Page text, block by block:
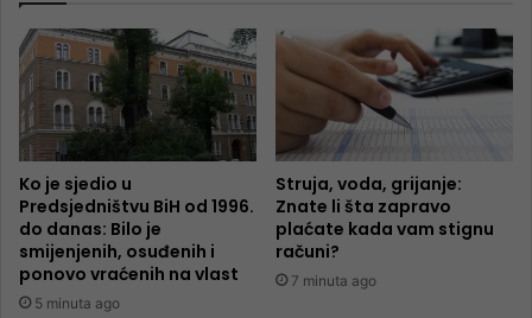
Ko je sjedio u
Predsjedništvu BiH od 1996.
do danas: Bilo je
smijenjenih, osuđenih i
ponovo vraćenih na vlast
5 minuta ago
Struja, voda, grijanje:
Znate li šta zapravo
plaćate kada vam stignu
računi?
7 minuta ago